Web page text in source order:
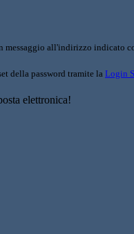
messaggio all'indirizzo indicato
della password tramite la Login
elettronica!